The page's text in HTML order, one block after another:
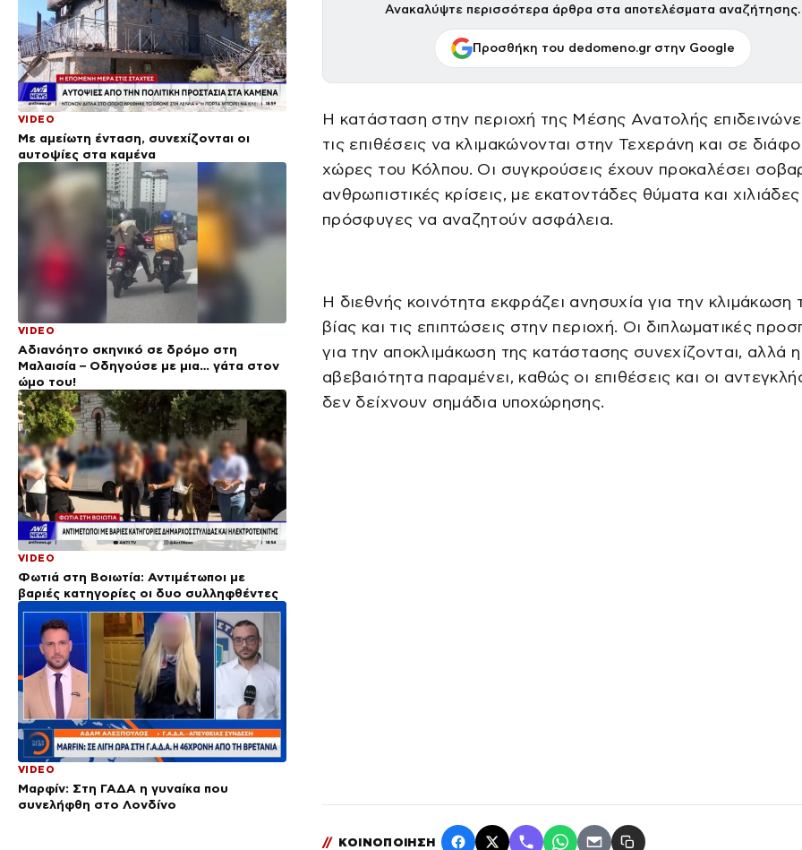
VIDEO
Με αμείωτη ένταση, συνεχίζονται οι
αυτοψίες στα καμένα
VIDEO
Αδιανόητο σκηνικό σε δρόμο στη
Μαλαισία – Οδηγούσε με μια… γάτα στον
ώμο του!
VIDEO
Φωτιά στη Βοιωτία: Αντιμέτωποι με
βαριές κατηγορίες οι δυο συλληφθέντες
VIDEO
Μαρφίν: Στη ΓΑΔΑ η γυναίκα που
συνελήφθη στο Λονδίνο
Ανακαλύψτε περισσότερα άρθρα στα αποτελέσματα αναζήτησης.
Προσθήκη του dedomeno.gr στην Google
Η κατάσταση στην περιοχή της Μέσης Ανατολής
τις επιθέσεις να κλιμακώνονται στην Τεχεράνη και σε
χώρες του Κόλπου. Οι συγκρούσεις έχουν προκαλέσει
ανθρωπιστικές κρίσεις, με εκατοντάδες θύματα και χιλιάδες
πρόσφυγες να αναζητούν ασφάλεια.
Η διεθνής κοινότητα εκφράζει ανησυχία για την κλιμάκωση
βίας και τις επιπτώσεις στην περιοχή. Οι διπλωματικές
για την αποκλιμάκωση της κατάστασης συνεχίζονται, αλλά η
αβεβαιότητα παραμένει, καθώς οι επιθέσεις και οι
δεν δείχνουν σημάδια υποχώρησης.
// ΚΟΙΝΟΠΟΙΗΣΗ